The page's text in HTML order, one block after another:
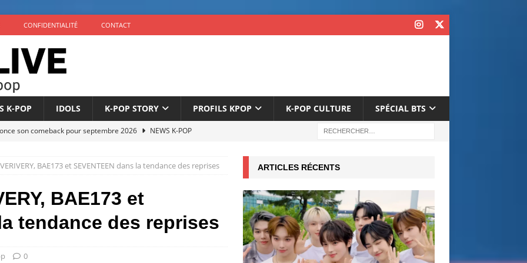
CONFIDENTIALITÉ CONTACT
K-POP IDOLS K-POP STORY PROFILS KPOP K-POP CULTURE SPÉCIAL BTS
son comeback pour septembre 2026
NEWS K-POP
son fandom N:DCLO
NEWS K-POP
pas aux Grammy Awards 2027
FLASH NEWS
un teaser de ‘Achilles’, son prochain single
BAE173 et SEVENTEEN dans la tendance des reprises
BAE173 et
tendance des reprises
0
ARTICLES RÉCENTS